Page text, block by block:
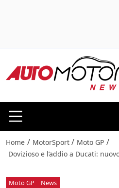
Home / MotorSport / Moto GP /
Dovizioso e l’addio a Ducati:
Moto GP News